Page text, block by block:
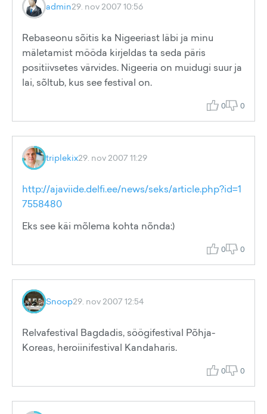
admin29. nov 2007 10:56
Rebaseonu sõitis ka Nigeeriast läbi ja minu
mäletamist mööda kirjeldas ta seda päris
positiivsetes värvides. Nigeeria on muidugi suur ja
lai, sõltub, kus see festival on.
0 0
triplekix29. nov 2007 11:29
http://ajaviide.delfi.ee/news/seks/article.php?id=1
7558480
Eks see käi mõlema kohta nõnda:)
0 0
Snoop29. nov 2007 12:54
Relvafestival Bagdadis, söögifestival Põhja-
Koreas, heroiinifestival Kandaharis.
0 0